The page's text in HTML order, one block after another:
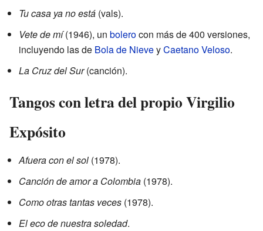
Tu casa ya no está (vals).
Vete de mí(1946), un bolerocon más de 400 versiones,
incluyendo las de Bola de NieveyCaetano Veloso.
La Cruz del Sur(canción).
Tangos con letra del propio Virgilio
Expósito
Afuera con el sol (1978).
Canción de amor a Colombia (1978).
Como otras tantas veces (1978).
El eco de nuestra soledad.